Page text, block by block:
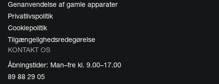
Genanvendelse af gamle apparater
Privatlivspolitik
Cookiepolitik
Tilgængelighedsredegørelse
KONTAKT OS
Åbningstider: Man–fre kl. 9.00–17.00
89 88 29 05